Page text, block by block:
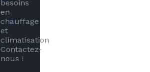
besoins
en
chauffage
et
climatisation
Contactez-
nous !